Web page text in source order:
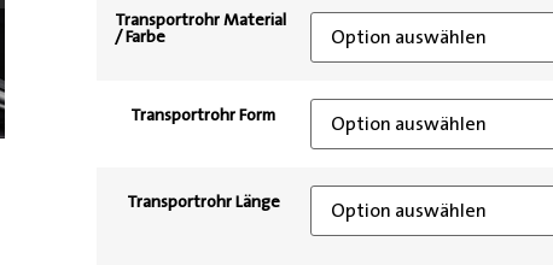
Transportrohr Material
/ Farbe
Transportrohr Form
Transportrohr Länge